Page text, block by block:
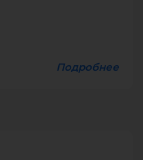
Подробнее